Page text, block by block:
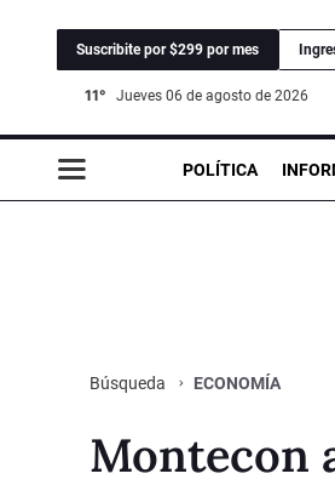
Suscribite por $299 por mes
11° jueves 06 de agosto de 2026
POLÍTICA
Búsqueda ECONOMÍA
Montecon